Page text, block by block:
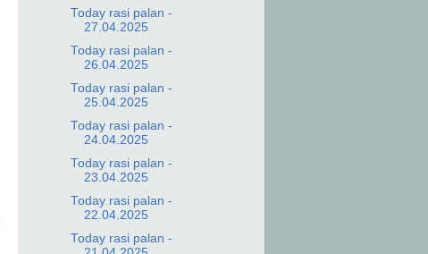
Today rasi palan -
27.04.2025
Today rasi palan -
26.04.2025
Today rasi palan -
25.04.2025
Today rasi palan -
24.04.2025
Today rasi palan -
23.04.2025
Today rasi palan -
22.04.2025
Today rasi palan -